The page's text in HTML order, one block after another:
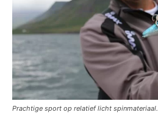
Prachtige sport op relatief licht spinmateriaal.